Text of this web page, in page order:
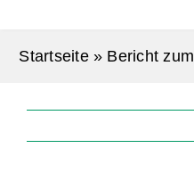
Startseite» Bericht